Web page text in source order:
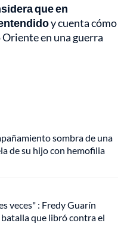
que en
y cuenta cómo
en una guerra
sombra de una
de su hijo con hemofilia
veces" : Fredy Guarín
que libró contra el